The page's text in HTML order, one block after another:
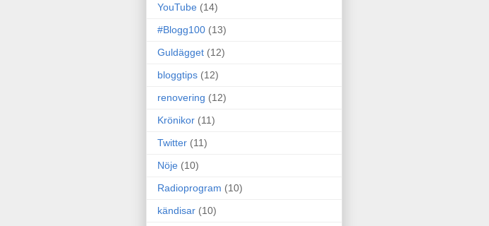
YouTube (14)
#Blogg100 (13)
Guldägget (12)
bloggtips (12)
renovering (12)
Krönikor (11)
Twitter (11)
Nöje (10)
Radioprogram (10)
kändisar (10)